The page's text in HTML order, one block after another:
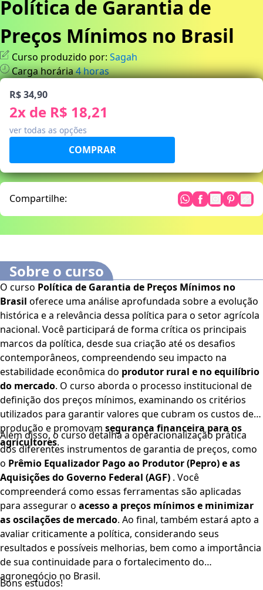
Política de Garantia de
Preços Mínimos no Brasil
Curso produzido por: Sagah
Carga horária4horas
R$ 34,90
2x de R$ 18,21
ver todas as opções
Compartilhe:
Sobre o curso
O curso Política de Garantia de Preços Mínimos no
Brasil oferece uma análise aprofundada sobre a evolução
histórica e a relevância dessa política para o setor agrícola
nacional. Você participará de forma crítica os principais
marcos da política, desde sua criação até os desafios
contemporâneos, compreendendo seu impacto na
estabilidade econômica do produtor rural e no equilíbrio
do mercado. O curso aborda o processo institucional de
definição dos preços mínimos, examinando os critérios
utilizados para garantir valores que cubram os custos de
produção e promovam segurança financeira para os
agricultores.
Além disso, o curso detalha a operacionalização prática
dos diferentes instrumentos de garantia de preços, como
o Prêmio Equalizador Pago ao Produtor (Pepro) e as
Aquisições do Governo Federal (AGF) . Você
compreenderá como essas ferramentas são aplicadas
para assegurar o acesso a preços mínimos e minimizar
as oscilações de mercado. Ao final, também estará apto a
avaliar criticamente a política, considerando seus
resultados e possíveis melhorias, bem como a importância
de sua continuidade para o fortalecimento do
agronegócio no Brasil.
Bons estudos!